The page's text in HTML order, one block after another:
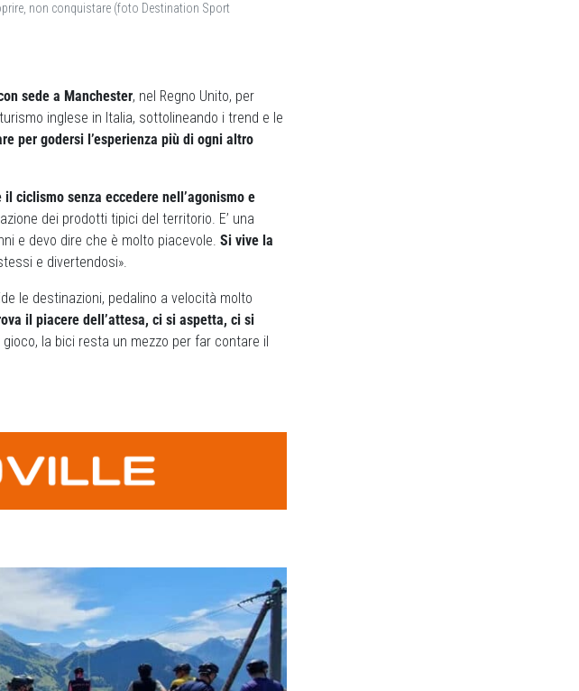
non conquistare (foto Destination Sport
sede a Manchester, nel Regno Unito, per
inglese in Italia, sottolineando i trend e le
per godersi l’esperienza più di ogni altro
il ciclismo senza eccedere nell’agonismo e
dei prodotti tipici del territorio. E’ una
e devo dire che è molto piacevole. Si vive la
e divertendosi».
le destinazioni, pedalino a velocità molto
il piacere dell’attesa, ci si aspetta, ci si
la bici resta un mezzo per far contare il